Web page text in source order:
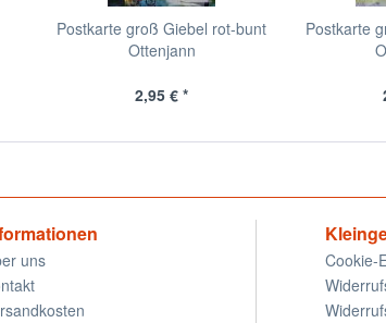
Postkarte groß Giebel rot-bunt
Ottenjann
2,95 € *
Postkarte
uns
Cookie-